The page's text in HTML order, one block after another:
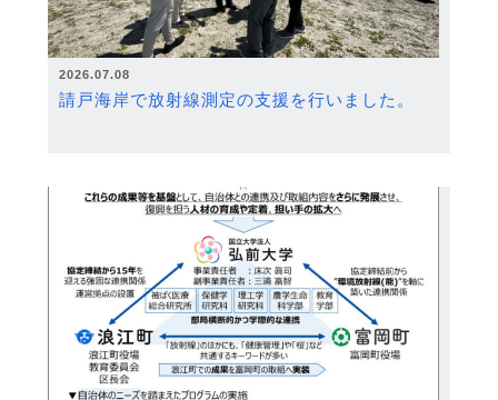
2026.07.08
請戸海岸で放射線測定の支援を行いました。